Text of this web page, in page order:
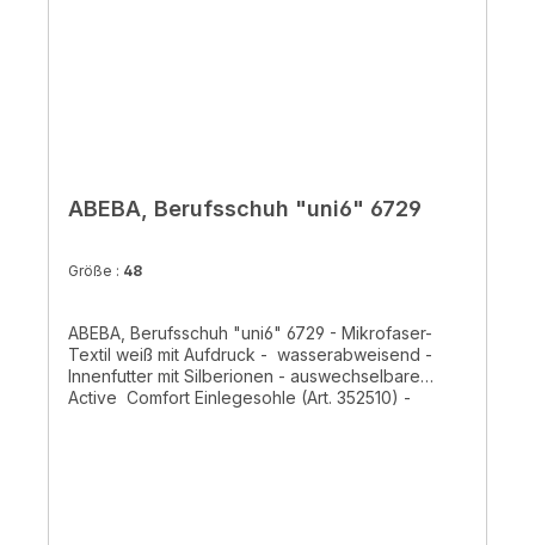
ABEBA, Berufsschuh "uni6" 6729
Größe : 48
ABEBA, Berufsschuh "uni6" 6729 - Mikrofaser-
Textil weiß mit Aufdruck - wasserabweisend -
Innenfutter mit Silberionen - auswechselbare
Active Comfort Einlegesohle (Art. 352510) -